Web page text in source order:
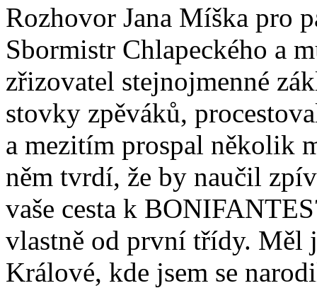
Rozhovor Jana Míška pro
Sbormistr Chlapeckého a
zřizovatel stejnojmenné
stovky zpěváků,
a mezitím prospal několik
něm tvrdí, že by naučil
vaše cesta k
vlastně od první třídy. Měl
Králové, kde jsem se